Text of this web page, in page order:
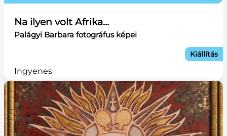
Na ilyen volt Afrika…
Palágyi Barbara fotográfus képei
Ingyenes
Kiállítás